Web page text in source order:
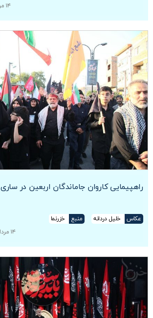
۱۴ مرداد ۱۴۰۵ ساعت ۱۲:۰۱:۲۲
راهپیمایی کاروان جاماندگان اربعین در ساری
عکاس خلیل دردانه منبع
خزرنما
۱۴ مرداد ۱۴۰۵ ساعت ۰۷:۰۷:۵۳